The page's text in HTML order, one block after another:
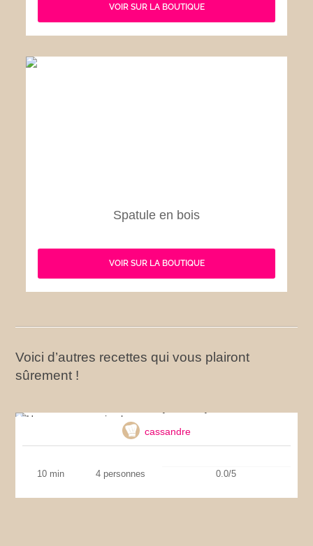
VOIR SUR LA BOUTIQUE
Spatule en bois
VOIR SUR LA BOUTIQUE
Voici d’autres recettes qui vous plairont
sûrement !
cassandre
10 min 4 personnes 0.0/5